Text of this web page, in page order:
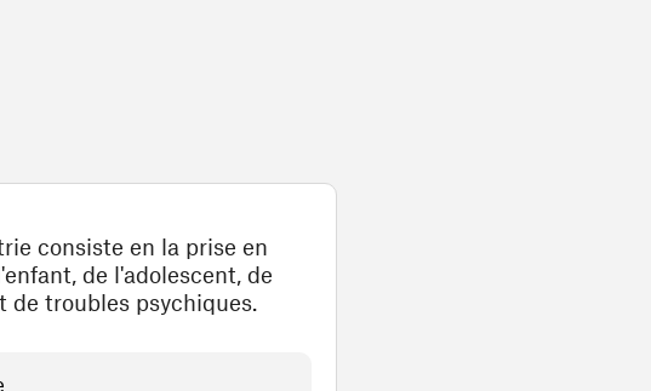
consiste en la prise en
de l'adolescent, de
de troubles psychiques.